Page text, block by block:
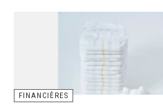
FINANCIÈRES